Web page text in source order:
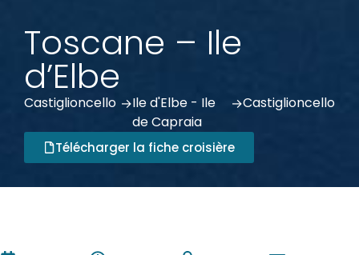
Toscane – Ile
d’Elbe
Castiglioncello ->Ile d'Elbe - Ile
de Capraia
->Castiglioncello
Télécharger la fiche croisière